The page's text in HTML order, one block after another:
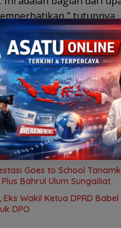
tutupnya.
Fanani Belum Tuntas,
Kepastian Hukum
hingga UMKM,
Penerima Manfaat
Wisata Bahari,
E-Pas Kecil
Tegaskan Dana Bencana
Goes to School
Bahrul Ulum Sungailiat
Eks Wakil Ketua DPRD
DPO